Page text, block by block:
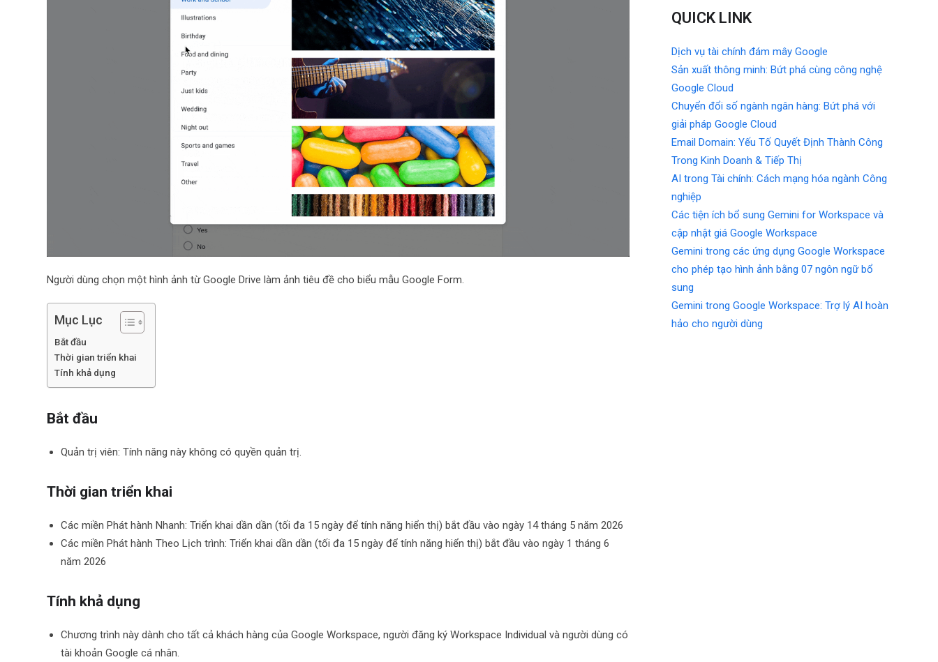
Người dùng chọn một hình ảnh từ Google Drive làm ảnh tiêu đề cho biểu mẫu Google Form.
Mục Lục
Bắt đầu
Thời gian triển khai
Tính khả dụng
Bắt đầu
Quản trị viên: Tính năng này không có quyền quản trị.
Thời gian triển khai
Các miền Phát hành Nhanh: Triển khai dần dần (tối đa 15 ngày để tính năng hiển thị) bắt đầu vào ngày 14 tháng 5 năm 2026
Các miền Phát hành Theo Lịch trình: Triển khai dần dần (tối đa 15 ngày để tính năng hiển thị) bắt đầu vào ngày 1 tháng 6
năm 2026
Tính khả dụng
Chương trình này dành cho tất cả khách hàng của Google Workspace, người đăng ký Workspace Individual và người dùng có
tài khoản Google cá nhân.
QUICK LINK
Dịch vụ tài chính đám mây Google
Sản xuất thông minh: Bứt phá cùng công nghệ
Google Cloud
Chuyển đổi số ngành ngân hàng: Bứt phá với
giải pháp Google Cloud
Email Domain: Yếu Tố Quyết Định Thành Công
Trong Kinh Doanh & Tiếp Thị
AI trong Tài chính: Cách mạng hóa ngành Công
nghiệp
Các tiện ích bổ sung Gemini for Workspace và
cập nhật giá Google Workspace
Gemini trong các ứng dụng Google Workspace
cho phép tạo hình ảnh bằng 07 ngôn ngữ bổ
sung
Gemini trong Google Workspace: Trợ lý AI hoàn
hảo cho người dùng